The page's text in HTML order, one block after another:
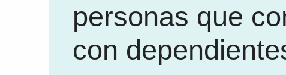
personas que
con